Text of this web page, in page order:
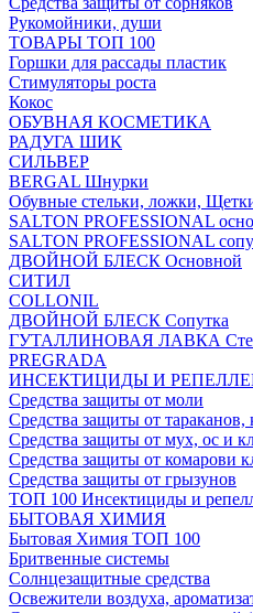
Рукомойники, души
ТОВАРЫ ТОП 100
Горшки для рассады пластик
Стимуляторы роста
Кокос
ОБУВНАЯ КОСМЕТИКА
РАДУГА ШИК
СИЛЬВЕР
BERGAL Шнурки
Обувные стельки, ложки,
SALTON PROFESSIONAL
SALTON PROFESSIONAL
ДВОЙНОЙ БЛЕСК Основной
СИТИЛ
COLLONIL
ДВОЙНОЙ БЛЕСК Сопутка
ГУТАЛЛИНОВАЯ ЛАВКА
PREGRADA
ИНСЕКТИЦИДЫ И
Средства защиты от моли
Средства защиты от тараканов,
Средства защиты от мух, ос и
Средства защиты от комарови
Средства защиты от грызунов
ТОП 100 Инсектициды и
БЫТОВАЯ ХИМИЯ
Бытовая Химия ТОП 100
Бритвенные системы
Солнцезащитные средства
Освежители воздуха,